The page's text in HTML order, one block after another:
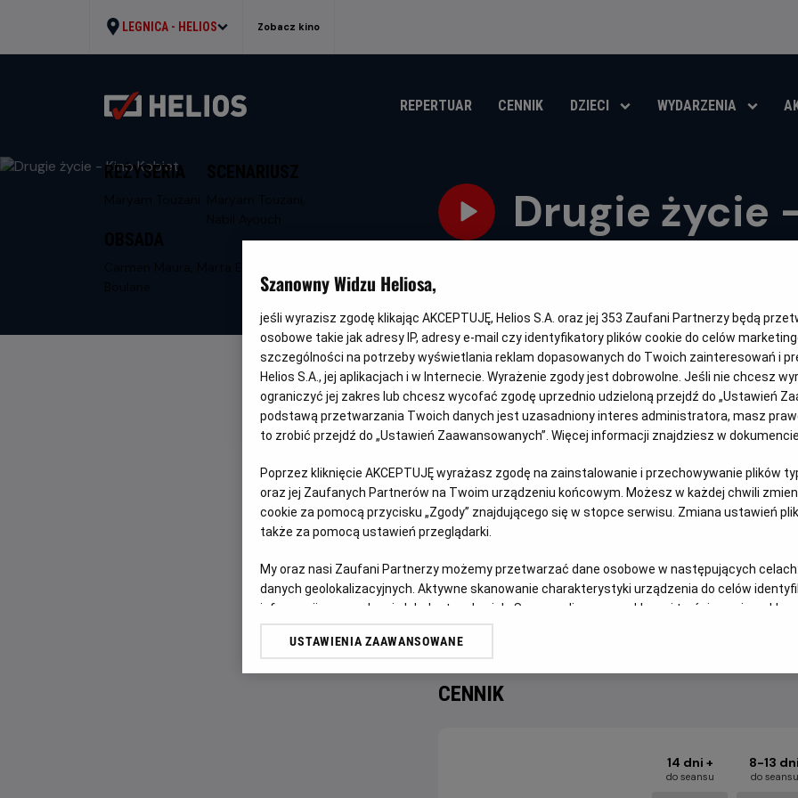
LEGNICA - HELIOS Zobacz kino
REPERTUAR CENNIK DZIECI WYDARZENIA
Drugie życie
REŻYSERIA
OPIS WYDARZENIA
Nigdy nie jest za późno, by zacząć od nowa. Emanujący
María Ángeles od 40 lat mieszka w słonecznym
zmuszona do jego opuszczenia, nie potrafi się z tym
koniecznością, nieoczekiwanie staje się jednak nowym
miejsce zarówno na nowych przyjaciół, jak i na
„Drugie życie” to zdobywca nagrody publiczności
CENNIK
14 dni +
do seansu
8-13 dni
do seansu
Szanowny Widzu Heliosa,
jeśli wyrazisz zgodę klikając AKCEPTUJĘ, Helios S.A. oraz jej 353 Zaufani Partnerzy będą
osobowe takie jak adresy IP, adresy e-mail czy identyfikatory plików cookie do celów
szczególności na potrzeby wyświetlania reklam dopasowanych do Twoich zainteresowań i
Helios S.A., jej aplikacjach i w Internecie. Wyrażenie zgody jest dobrowolne. Jeśli nie chcesz
ograniczyć jej zakres lub chcesz wycofać zgodę uprzednio udzieloną przejdź do „Ustawień
podstawą przetwarzania Twoich danych jest uzasadniony interes administratora, masz
to zrobić przejdź do „Ustawień Zaawansowanych”. Więcej informacji znajdziesz w dokumencie
Poprzez kliknięcie AKCEPTUJĘ wyrażasz zgodę na zainstalowanie i przechowywanie plików
oraz jej Zaufanych Partnerów na Twoim urządzeniu końcowym. Możesz w każdej chwili
cookie za pomocą przycisku „Zgody” znajdującego się w stopce serwisu. Zmiana ustawień
także za pomocą ustawień przeglądarki.
My oraz nasi Zaufani Partnerzy możemy przetwarzać dane osobowe w następujących celach:
danych geolokalizacyjnych. Aktywne skanowanie charakterystyki urządzenia do celów
informacji na urządzeniu lub dostęp do nich. Spersonalizowane reklamy i treści, pomiar reklam
odbiorców i ulepszanie usług.
USTAWIENIA ZAAWANSOWANE